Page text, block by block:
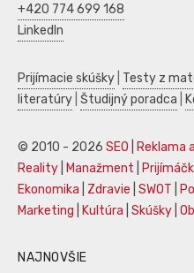
+420 774 699 168
LinkedIn
Prijímacie skúšky Testy z
literatúry Študijný poradca
© 2010 - 2026 SEO Reklama
Reality
Manažment
Ekonomika
Zdravie SWOT
Marketing
Kultúra Skúšky
NAJNOVŠIE